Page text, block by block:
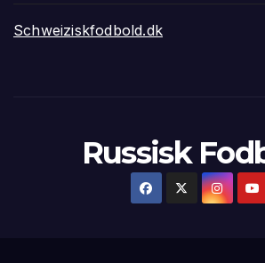
Schweiziskfodbold.dk
Russisk